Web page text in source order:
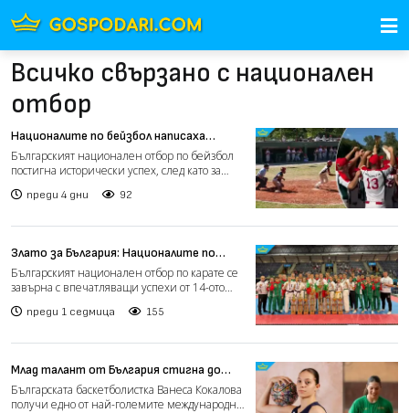
Всичко свързано с национален
отбор
Националите по бейзбол написаха
история, класираха се за Европейското
първенство (видео)
Българският национален отбор по бейзбол
постигна исторически успех, след като за
преди 4 дни 92
Злато за България: Националите по
карате с впечатляващо представяне на
Световното (видео)
Българският национален отбор по карате се
завърна с впечатляващи успехи от 14-ото
преди 1 седмица 155
Млад талант от България стигна до
най-престижния лагер за бъдещи звезди
на световния баскетбол
Българската баскетболистка Ванеса Кокалова
получи едно от най-големите международни